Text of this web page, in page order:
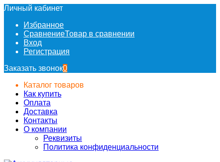
Личный кабинет
Избранное
СравнениеТовар в сравнении
Вход
Регистрация
Заказать звонок0
Каталог товаров
Как купить
Оплата
Доставка
Контакты
О компании
Реквизиты
Политика конфиденциальности